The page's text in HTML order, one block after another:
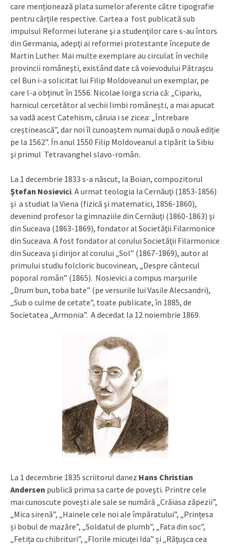
care menționează plata sumelor aferente către tipografie
pentru cărțile respective. Cartea a fost publicată sub
impulsul Reformei luterane şi a studenţilor care s-au întors
din Germania, adepţi ai reformei protestante începute de
Martin Luther. Mai multe exemplare au circulat în vechile
provincii româneşti, existând date că voievodului Pătraşcu
cel Bun i-a solicitat lui Filip Moldoveanul un exemplar, pe
care l-a obţinut în 1556. Nicolae Iorga scria că: „Cipariu,
harnicul cercetător al vechii limbi românești, a mai apucat
sa vadă acest Catehism, căruia i se zicea: „Întrebare
creștinească”, dar noi îl cunoaștem numai după o nouă ediție
pe la 1562”. În anul 1550 Filip Moldoveanul a tipărit la Sibiu
şi primul Tetravanghel slavo-român.
La 1 decembrie 1833 s-a născut, la Boian, compozitorul
Ştefan Nosievici. A urmat teologia la Cernăuţi (1853-1856)
şi a studiat la Viena (fizică şi matematici, 1856-1860),
devenind profesor la gimnaziile din Cernăuţi (1860-1863) şi
din Suceava (1863-1869), fondator al Societăţii Filarmonice
din Suceava. A fost fondator al corului Societăţii Filarmonice
din Suceava şi dirijor al corului „Sol” (1867-1869), autor al
primului studiu folcloric bucovinean, „Despre cântecul
poporal român” (1865). Nosievici a compus marşurile
„Drum bun, toba bate” (pe versurile lui Vasile Alecsandri),
„Sub o culme de cetate”, toate publicate, în 1885, de
Societatea „Armonia”. A decedat la 12 noiembrie 1869.
La 1 decembrie 1835 scriitorul danez Hans Christian
Andersen publică prima sa carte de poveşti. Printre cele
mai cunoscute povești ale sale se numără „Crăiasa zăpezii”,
„Mica sirenă”, „Hainele cele noi ale împăratului”, „Prințesa
și bobul de mazăre”, „Soldatul de plumb”, „Fata din soc”,
„Fetița cu chibrituri”, „Florile micuței Ida” și „Răţuşca cea